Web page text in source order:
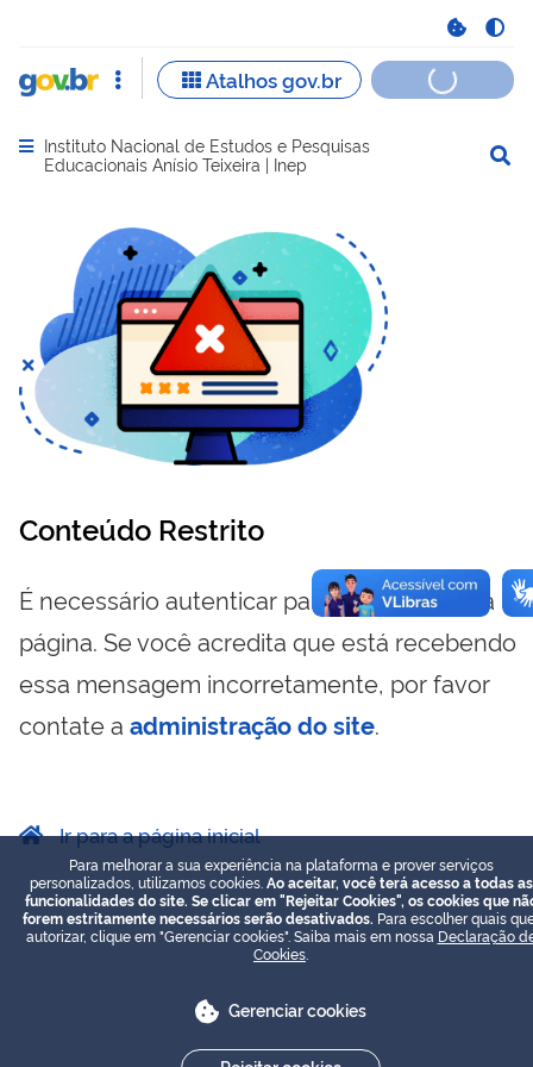
Abrir menu principal de navegação
Instituto Nacional de Estudos e Pesquisas
Educacionais Anísio Teixeira | Inep
Conteúdo Restrito
É necessário autenticar para visualizar essa
página. Se você acredita que está recebendo
essa mensagem incorretamente, por favor
contate a administração do site.
Ir para a página inicial
Para melhorar a sua experiência na plataforma e prover serviços
personalizados, utilizamos cookies. Ao aceitar, você terá acesso a todas as
funcionalidades do site. Se clicar em "Rejeitar Cookies", os cookies que
forem estritamente necessários serão desativados. Para escolher quais
autorizar, clique em "Gerenciar cookies". Saiba mais em nossa Declaração
Cookies
Gerenciar cookies